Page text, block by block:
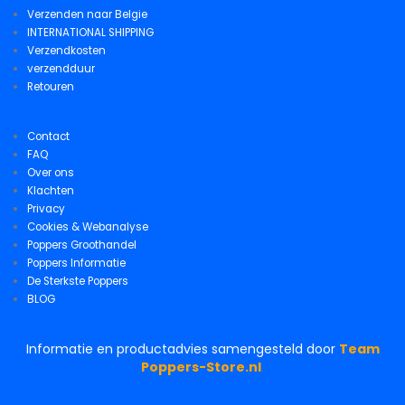
Verzenden naar Belgie
INTERNATIONAL SHIPPING
Verzendkosten
verzendduur
Retouren
Contact
FAQ
Over ons
Klachten
Privacy
Cookies & Webanalyse
Poppers Groothandel
Poppers Informatie
De Sterkste Poppers
BLOG
Informatie en productadvies samengesteld door Team
Poppers-Store.nl.